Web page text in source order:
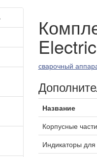
сварочный
Название
Корпусные
Индикаторы